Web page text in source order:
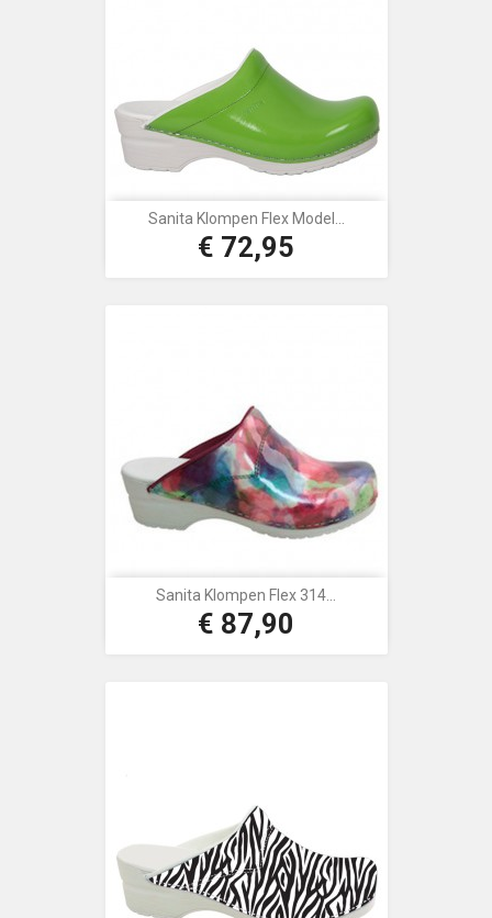
Sanita Klompen Flex Model...
Prijs
€ 72,95
Sanita Klompen Flex 314...
Prijs
€ 87,90